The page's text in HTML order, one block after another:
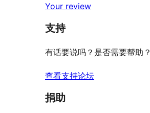
价
评
价
星
评
1
星
价
Your review
支持
有话要说吗？是否需要帮助？
查看支持论坛
捐助